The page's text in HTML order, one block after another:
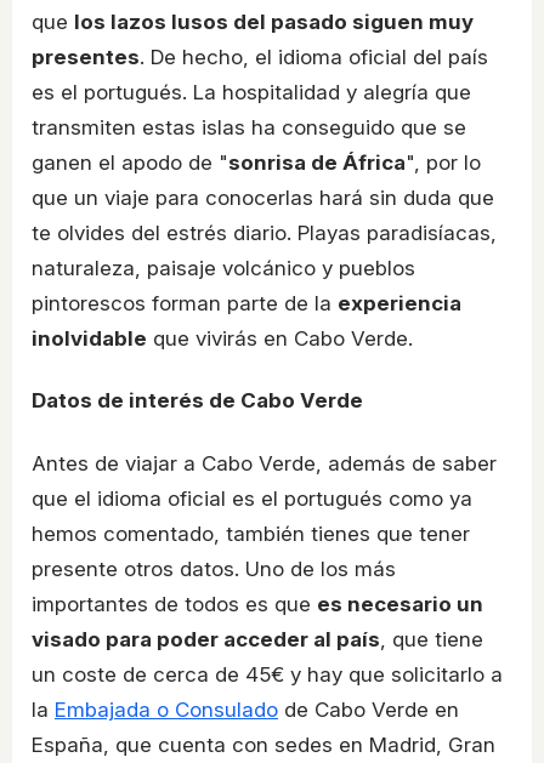
que los lazos lusos del pasado siguen muy
presentes. De hecho, el idioma oficial del país
es el portugués. La hospitalidad y alegría que
transmiten estas islas ha conseguido que se
ganen el apodo de "sonrisa de África", por lo
que un viaje para conocerlas hará sin duda que
te olvides del estrés diario. Playas paradisíacas,
naturaleza, paisaje volcánico y pueblos
pintorescos forman parte de la experiencia
inolvidable que vivirás en Cabo Verde.
Datos de interés de Cabo Verde
Antes de viajar a Cabo Verde, además de saber
que el idioma oficial es el portugués como ya
hemos comentado, también tienes que tener
presente otros datos. Uno de los más
importantes de todos es que es necesario un
visado para poder acceder al país , que tiene
un coste de cerca de 45€ y hay que solicitarlo a
la Embajada o Consulado de Cabo Verde en
España, que cuenta con sedes en Madrid, Gran